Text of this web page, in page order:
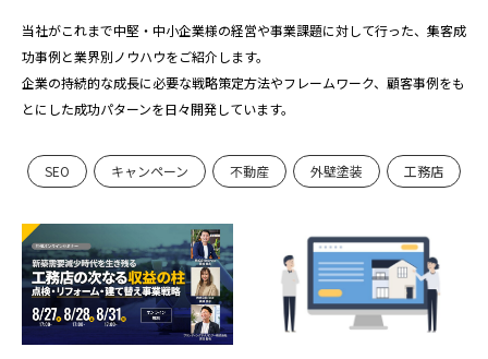
当社がこれまで中堅・中小企業様の経営や事業課題に対して行った、集客成
功事例と業界別ノウハウをご紹介します。
企業の持続的な成長に必要な戦略策定方法やフレームワーク、顧客事例をも
とにした成功パターンを日々開発しています。
SEO キャンペーン 不動産 外壁塗装 工務店